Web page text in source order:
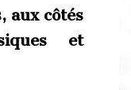
aux côtés
et